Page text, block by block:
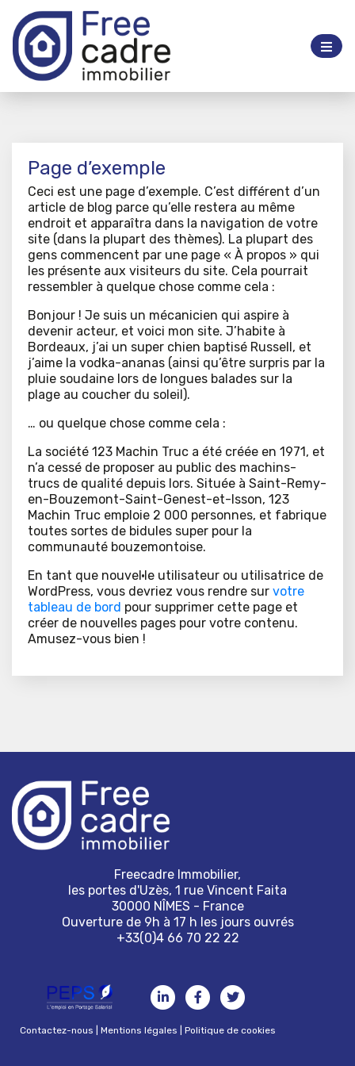
Page d’exemple
Ceci est une page d’exemple. C’est différent d’un
article de blog parce qu’elle restera au même
endroit et apparaîtra dans la navigation de votre
site (dans la plupart des thèmes). La plupart des
gens commencent par une page « À propos » qui
les présente aux visiteurs du site. Cela pourrait
ressembler à quelque chose comme cela :
Bonjour ! Je suis un mécanicien qui aspire à
devenir acteur, et voici mon site. J’habite à
Bordeaux, j’ai un super chien baptisé Russell, et
j’aime la vodka-ananas (ainsi qu’être surpris par la
pluie soudaine lors de longues balades sur la
plage au coucher du soleil).
… ou quelque chose comme cela :
La société 123 Machin Truc a été créée en 1971, et
n’a cessé de proposer au public des machins-
trucs de qualité depuis lors. Située à Saint-Remy-
en-Bouzemont-Saint-Genest-et-Isson, 123
Machin Truc emploie 2 000 personnes, et fabrique
toutes sortes de bidules super pour la
communauté bouzemontoise.
En tant que nouvel·le utilisateur ou utilisatrice de
WordPress, vous devriez vous rendre sur votre
tableau de bord pour supprimer cette page et
créer de nouvelles pages pour votre contenu.
Amusez-vous bien !
Freecadre Immobilier,
les portes d'Uzès, 1 rue Vincent Faita
30000 NÎMES - France
Ouverture de 9h à 17 h les jours ouvrés
+33(0)4 66 70 22 22
Contactez-nous |Mentions légales |Politique de cookies